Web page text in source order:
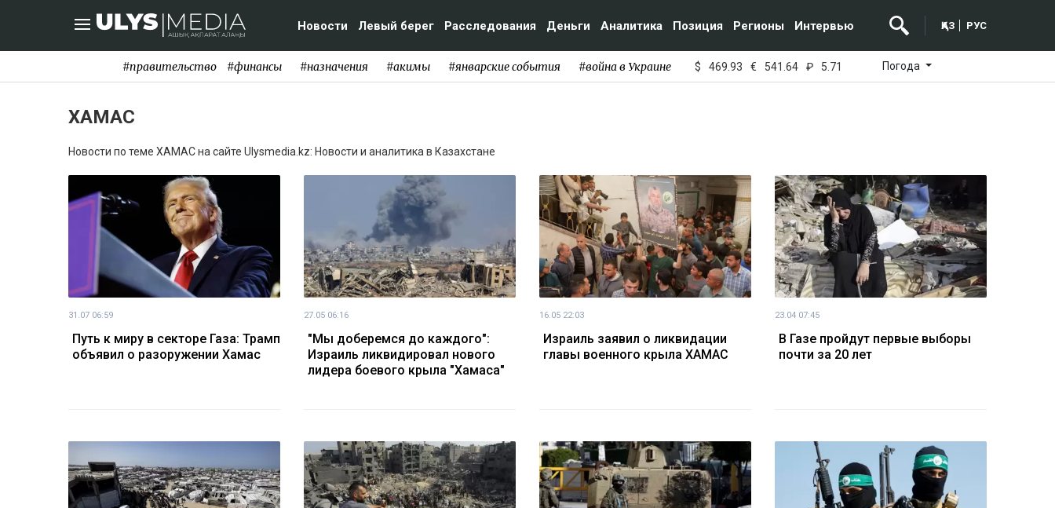
Новости Левый берег Расследования Деньги Аналитика Позиция Регионы Интервью ҚАЗ РУС
#правительство #финансы #назначения #акимы #январские события #война в Украине $ 469.93 € 541.64 ₽ 5.71 Погода
ХАМАС
Новости по теме ХАМАС на сайте Ulysmedia.kz: Новости и аналитика в Казахстане
31.07 06:59
Путь к миру в секторе Газа: Трамп
объявил о разоружении Хамас
27.05 06:16
"Мы доберемся до каждого":
Израиль ликвидировал нового
лидера боевого крыла "Хамаса"
16.05 22:03
Израиль заявил о ликвидации
главы военного крыла ХАМАС
23.04 07:45
В Газе пройдут первые выборы
почти за 20 лет